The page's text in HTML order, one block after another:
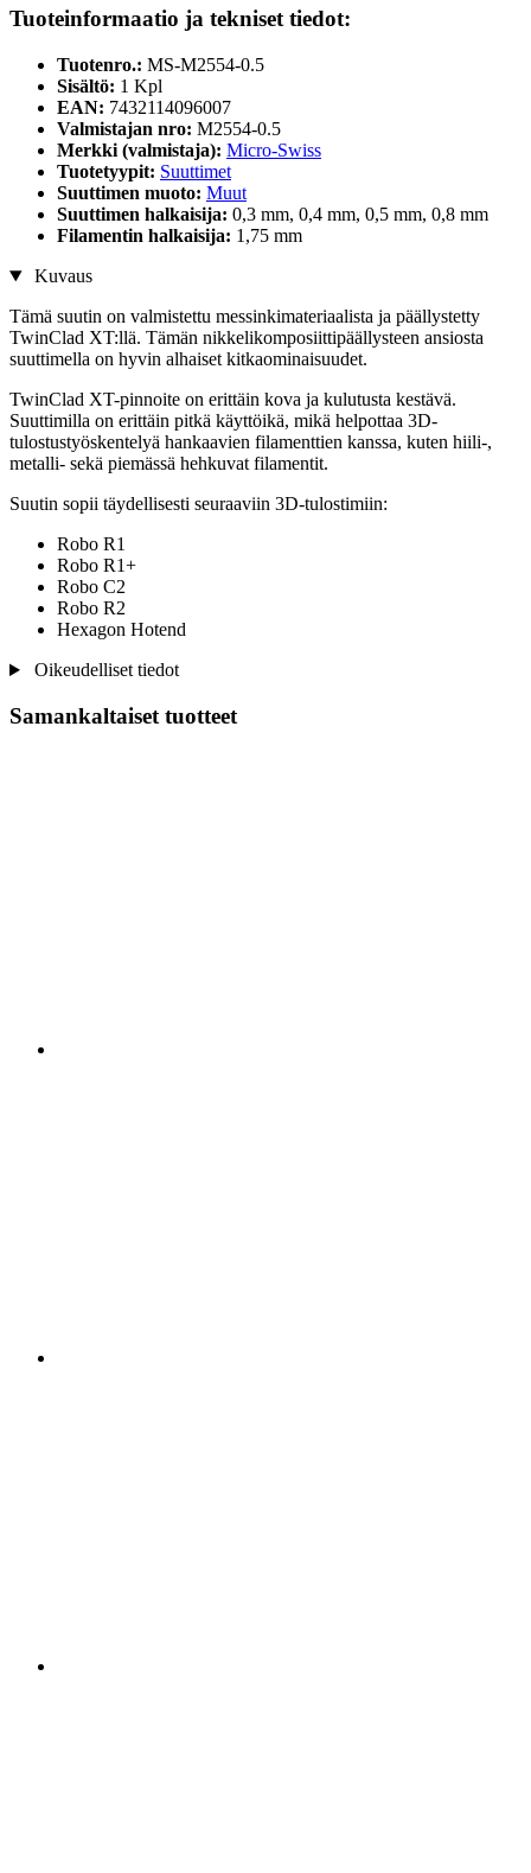
Tuoteinformaatio ja tekniset tiedot:
Tuotenro.: MS-M2554-0.5
Sisältö: 1 Kpl
EAN: 7432114096007
Valmistajan nro: M2554-0.5
Merkki (valmistaja): Micro-Swiss
Tuotetyypit: Suuttimet
Suuttimen muoto: Muut
Suuttimen halkaisija: 0,3 mm, 0,4 mm, 0,5 mm, 0,8 mm
Filamentin halkaisija: 1,75 mm
Kuvaus
Tämä suutin on valmistettu messinkimateriaalista ja päällystetty
TwinClad XT:llä. Tämän nikkelikomposiittipäällysteen ansiosta
suuttimella on hyvin alhaiset kitkaominaisuudet.
TwinClad XT-pinnoite on erittäin kova ja kulutusta kestävä.
Suuttimilla on erittäin pitkä käyttöikä, mikä helpottaa 3D-
tulostustyöskentelyä hankaavien filamenttien kanssa, kuten hiili-,
metalli- sekä piemässä hehkuvat filamentit.
Suutin sopii täydellisesti seuraaviin 3D-tulostimiin:
Robo R1
Robo R1+
Robo C2
Robo R2
Hexagon Hotend
Oikeudelliset tiedot
Samankaltaiset tuotteet